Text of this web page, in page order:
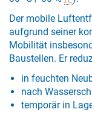
Der mobile
aufgrund seiner
Mobilität
Baustellen. Er
in feuchten
nach
temporär in